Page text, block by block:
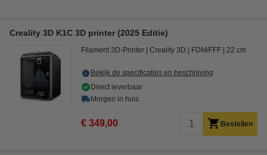
Creality 3D K1C 3D printer (2025 Editie)
Filament 3D-Printer Creality 3D FDM/FFF 22 cm
Bekijk de specificaties en beschrijving
Direct leverbaar
Morgen in huis
€ 349,00 Bestellen